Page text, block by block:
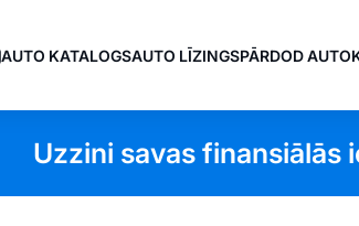
AUTO KATALOGSAUTO LĪZINGSPĀRDOD AUTO
Uzzini savas finansiālās